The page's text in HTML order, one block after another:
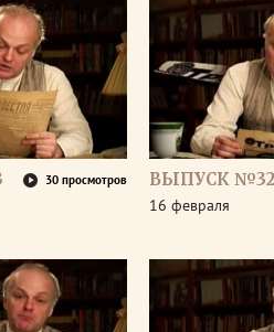
30 просмотров ВЫПУСК
16 февраля